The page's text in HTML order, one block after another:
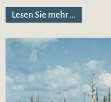
Lesen Sie mehr ...